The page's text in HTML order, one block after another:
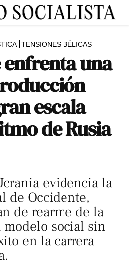
TENSIONES BÉLICAS
una
escala
de Rusia
evidencia la
de Occidente,
de rearme de la
modelo social sin
en la carrera